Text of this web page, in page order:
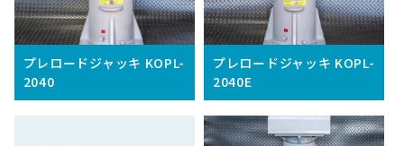
プレロードジャッキ KOPL-
2040
プレロードジャッキ KOPL-
2040E